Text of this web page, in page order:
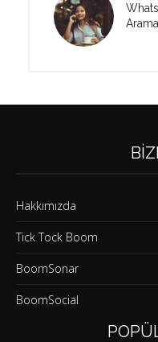
Hakkımızda
Tick Tock Boom
BoomSonar
BoomSocial